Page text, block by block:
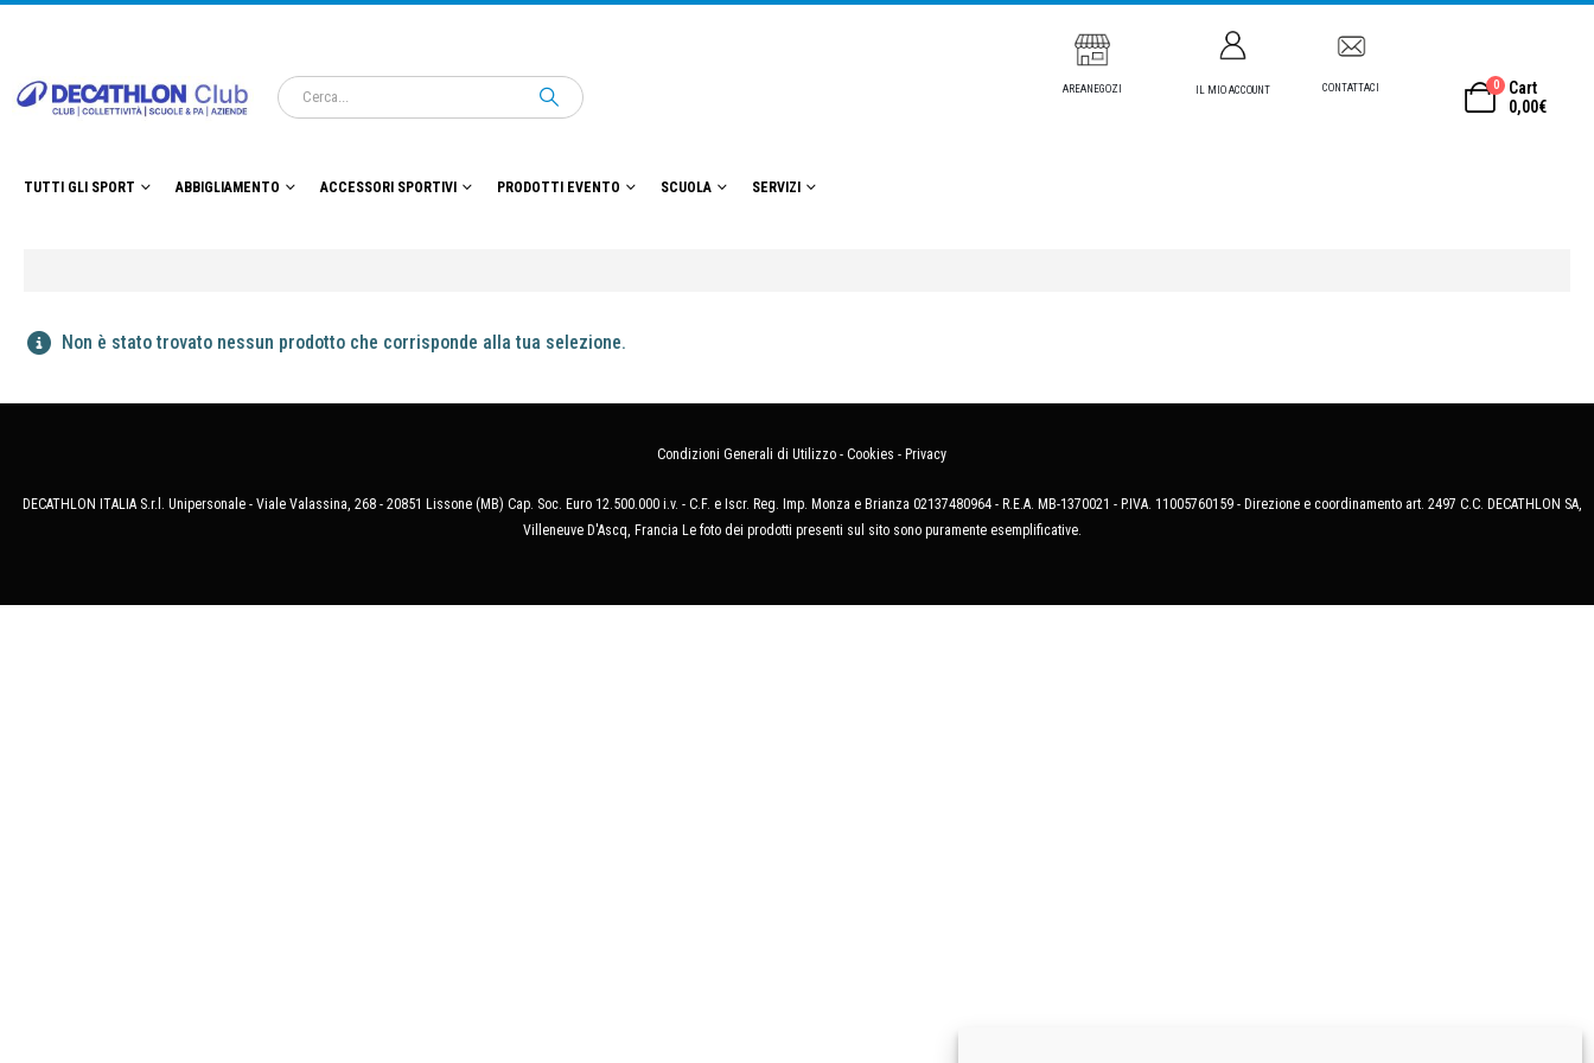
AREANEGOZI IL MIO ACCOUNT CONTATTACI 0
Cart
0,00€
TUTTI GLI SPORT ABBIGLIAMENTO ACCESSORI SPORTIVI PRODOTTI EVENTO SCUOLA SERVIZI
Non è stato trovato nessun prodotto che corrisponde alla tua selezione.
Condizioni Generali di Utilizzo - Cookies - Privacy
DECATHLON ITALIA S.r.l. Unipersonale - Viale Valassina, 268 - 20851 Lissone (MB) Cap. Soc. Euro 12.500.000 i.v. - C.F. e Iscr. Reg. Imp. Monza e Brianza 02137480964 - R.E.A. MB-1370021 - P.IVA. 11005760159 - Direzione e coordinamento art. 2497 C.C. DECATHLON SA,
Villeneuve D'Ascq, Francia Le foto dei prodotti presenti sul sito sono puramente esemplificative.